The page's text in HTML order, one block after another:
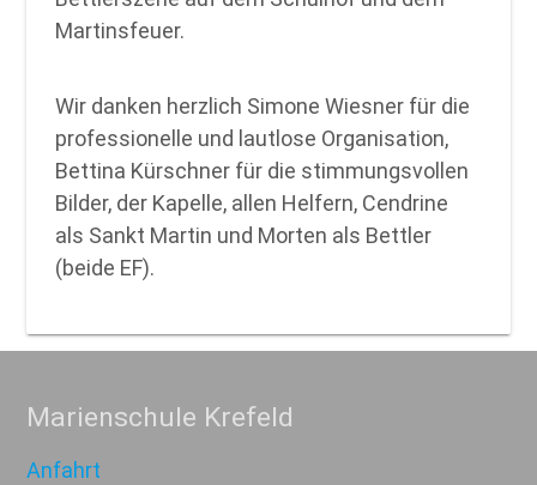
Martinsfeuer.
Wir danken herzlich Simone Wiesner für die
professionelle und lautlose Organisation,
Bettina Kürschner für die stimmungsvollen
Bilder, der Kapelle, allen Helfern, Cendrine
als Sankt Martin und Morten als Bettler
(beide EF).
Marienschule Krefeld
Anfahrt